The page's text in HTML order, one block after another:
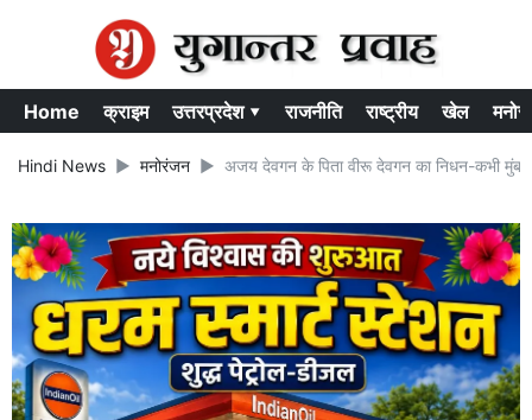
Home क्राइम उत्तरप्रदेश ▾ राजनीति राष्ट्रीय खेल
Hindi News मनोरंजन अजय देवगन के पिता वीरू देवगन का निधन-कभी